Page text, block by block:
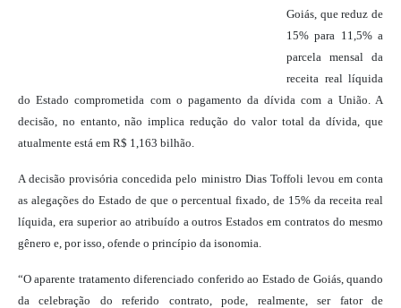
Goiás, que reduz de
15% para 11,5% a
parcela mensal da
receita real líquida
do Estado comprometida com o pagamento da dívida com a União. A
decisão, no entanto, não implica redução do valor total da dívida, que
atualmente está em R$ 1,163 bilhão.
A decisão provisória concedida pelo ministro Dias Toffoli levou em conta
as alegações do Estado de que o percentual fixado, de 15% da receita real
líquida, era superior ao atribuído a outros Estados em contratos do mesmo
gênero e, por isso, ofende o princípio da isonomia.
“O aparente tratamento diferenciado conferido ao Estado de Goiás, quando
da celebração do referido contrato, pode, realmente, ser fator de